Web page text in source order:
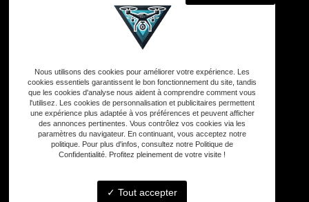
Adresse
33590 Vensac
Téléphone
06 33 48 35 75
Email
Nous utilisons des cookies pour améliorer votre expérience. Les
cookies essentiels garantissent le bon fonctionnement du site, tandis
que les cookies d'analyse nous aident à comprendre comment vous
l'utilisez. Les cookies de personnalisation et publicitaires permettent
une expérience plus adaptée à vos préférences et peuvent afficher
des annonces pertinentes. Vous contrôlez vos cookies via les
paramètres du navigateur. En continuant, vous acceptez notre
politique. Pour plus d'infos, consultez notre Politique de
Confidentialité. Profitez pleinement de votre visite !
Tout accepter